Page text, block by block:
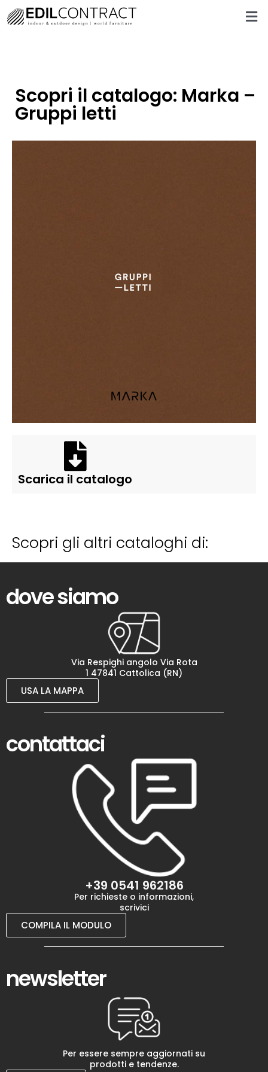
Scopri il catalogo: Marka –
Gruppi letti
Scarica il catalogo
Scopri gli altri cataloghi di:
dove siamo
Via Respighi angolo Via Rota
1 47841 Cattolica (RN)
USA LA MAPPA
contattaci
+39 0541 962186
Per richieste o informazioni,
scrivici
COMPILA IL MODULO
newsletter
Per essere sempre aggiornati su
prodotti e tendenze.